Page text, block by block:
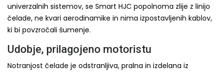
univerzalnih sistemov, se Smart HJC popolnoma zlije z linijo
čelade, ne kvari aerodinamike in nima izpostavljenih kablov,
ki bi povzročali šumenje.
Udobje, prilagojeno motoristu
Notranjost čelade je odstranljiva, pralna in izdelana iz